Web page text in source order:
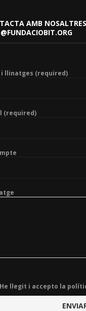
AMB
i llinatges (required)
(required)
He llegit i accepto la